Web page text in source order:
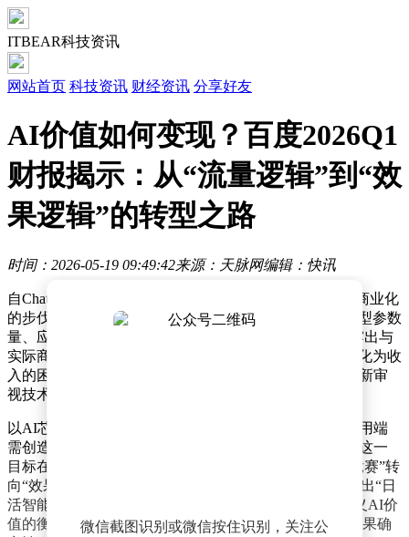
ITBEAR科技资讯
网站首页 科技资讯 财经资讯 分享好友
AI价值如何变现？百度2026Q1
财报揭示：从“流量逻辑”到“效
果逻辑”的转型之路
时间：2026-05-19 09:49:42来源：天脉网编辑：快讯
自ChatGPT问世以来，大模型领域经历了迅猛发展，但商业化
的步伐却远未跟上技术突破的节奏。传统衡量指标如模型参数
量、应用日活用户数（DAU）和token消耗量，逐渐暴露出与
实际商业价值的脱节。许多企业面临高活跃度却难以转化为收
入的困境，AI产业的投资回报周期被拉长，行业开始重新审
视技术落地的有效性。
以AI芯片投资为例，若以英伟达的营收数据为参照，应用端
需创造约1.4万亿美元新增收入才能实现10%的回报率。这一
目标在短期内几乎无法达成，迫使行业将目光从“规模竞赛”转
向“效果验证”。5月13日，李彦宏在Create 2026大会上提出“日
活智能体数（DAA）”概念，试图用这一新指标重新定义AI价
值的衡量标准。DAA聚焦于AI完成具体任务的数量和结果确
微信截图识别或微信按住识别，关注公